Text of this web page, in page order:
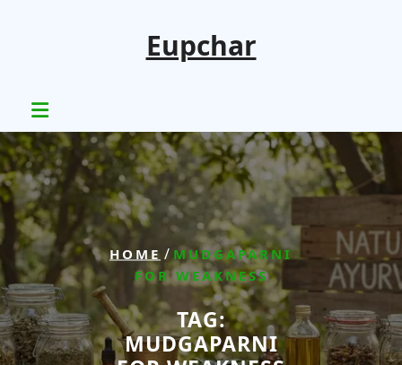
Eupchar
HOME / MUDGAPARNI
FOR WEAKNESS
TAG:
MUDGAPARNI